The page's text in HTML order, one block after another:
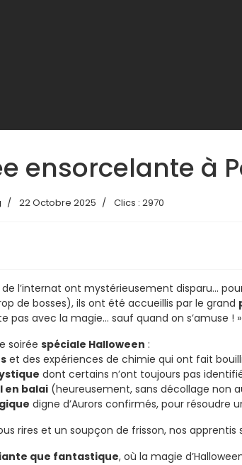
ensorcelante à
22 Octobre 2025 Clics : 2970
l’internat ont mystérieusement disparu...
de bosses), ils ont été accueillis par le grand
pas avec la magie... sauf quand on s’amuse ! »
soirée spéciale Halloween :
et des expériences de chimie qui ont fait
dont certains n’ont toujours pas
en balai (heureusement, sans décollage non
digne d’Aurors confirmés, pour résoudre
rires et un soupçon de frisson, nos
que fantastique, où la magie